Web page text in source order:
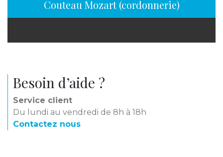
Besoin d’aide ?
Service client
Du lundi au vendredi de 8h à 18h
Contactez nous
Couteau Mozart (cordonnerie)